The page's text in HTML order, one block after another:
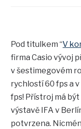
Pod titulkem “V
firma Casio vývoj
v šestimegovém
rychlostí 60 fps a
fps! Přístroj má
výstavě IFA v
potvrzena.